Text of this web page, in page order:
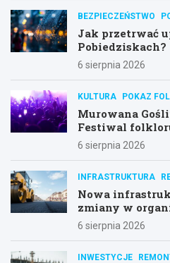
BEZPIECZEŃSTWO
Jak przetrwać
Pobiedziskach?
6 sierpnia 2026
KULTURA POKAZ
Murowana
Festiwal
6 sierpnia 2026
INFRASTRUKTURA
Nowa
zmiany w
6 sierpnia 2026
INWESTYCJE